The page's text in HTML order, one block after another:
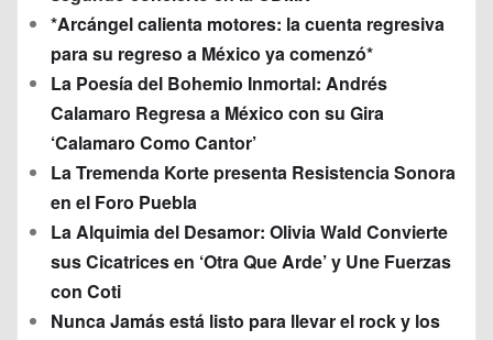
*Arcángel calienta motores: la cuenta regresiva
para su regreso a México ya comenzó*
La Poesía del Bohemio Inmortal: Andrés
Calamaro Regresa a México con su Gira
‘Calamaro Como Cantor’
La Tremenda Korte presenta Resistencia Sonora
en el Foro Puebla
La Alquimia del Desamor: Olivia Wald Convierte
sus Cicatrices en ‘Otra Que Arde’ y Une Fuerzas
con Coti
Nunca Jamás está listo para llevar el rock y los